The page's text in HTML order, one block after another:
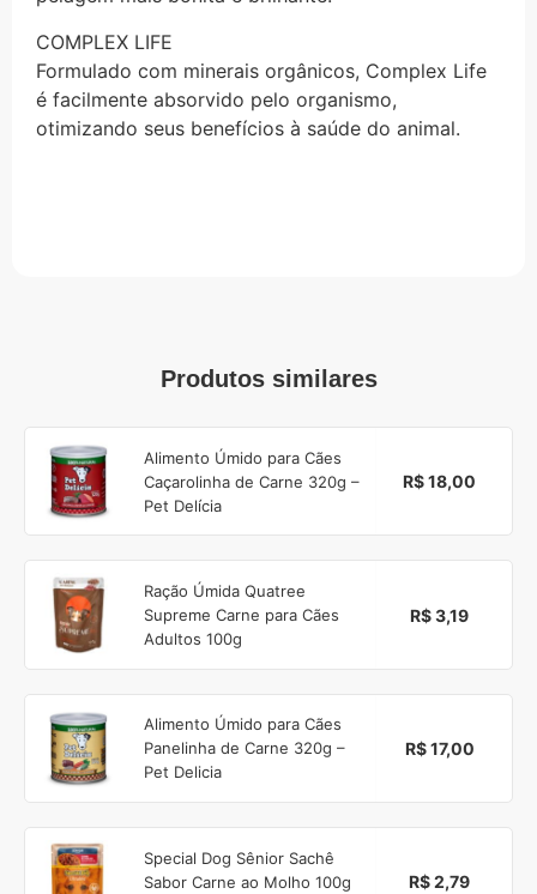
COMPLEX LIFE
Formulado com minerais orgânicos, Complex Life
é facilmente absorvido pelo organismo,
otimizando seus benefícios à saúde do animal.
Produtos similares
Alimento Úmido para Cães
Caçarolinha de Carne 320g –
Pet Delícia
R$ 18,00
Ração Úmida Quatree
Supreme Carne para Cães
Adultos 100g
R$ 3,19
Alimento Úmido para Cães
Panelinha de Carne 320g –
Pet Delicia
R$ 17,00
Special Dog Sênior Sachê
Sabor Carne ao Molho 100g
R$ 2,79